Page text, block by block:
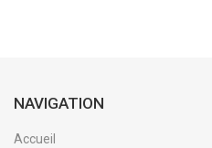
NAVIGATION
Accueil